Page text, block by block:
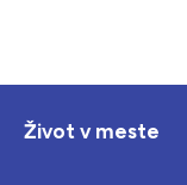
Život v meste